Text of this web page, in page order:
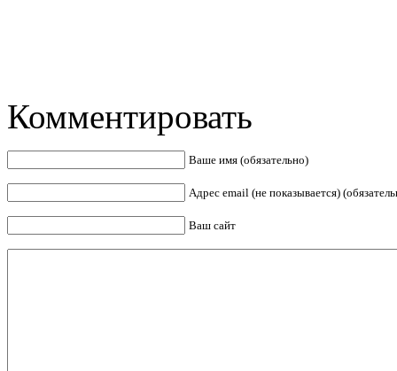
Комментировать
Ваше имя (обязательно)
Адрес email (не показывается)
Ваш сайт